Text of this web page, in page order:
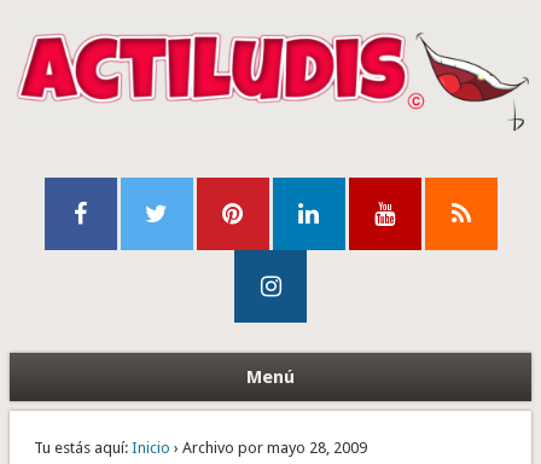
Menú
Tu estás aquí: Inicio › Archivo por mayo 28, 2009